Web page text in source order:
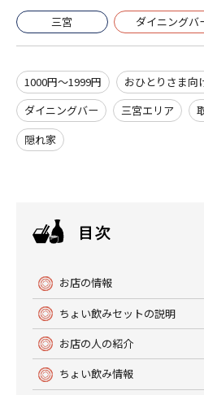
三宮 ダイニングバ
1000円～1999円 おひとりさま向
ダイニングバー
三宮エリア
隠れ家
お店の情報
ちょい飲みセットの説明
お店の人の紹介
ちょい飲み情報